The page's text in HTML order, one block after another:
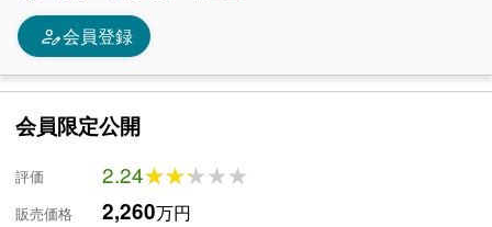
person_edit会員登録
会員限定公開
評価 2.24★★★★★
★★★★★
販売価格 2,260万円